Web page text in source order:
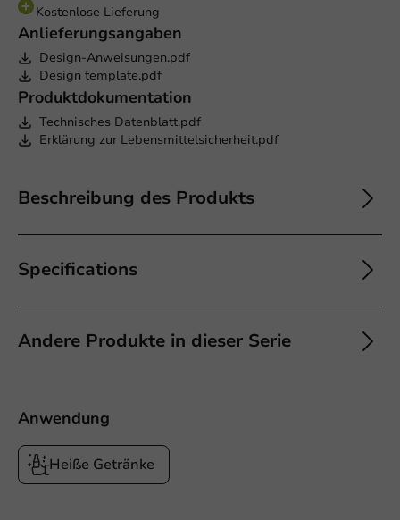
Kostenlose Lieferung
Anlieferungsangaben
Design-Anweisungen.pdf
Design template.pdf
Produktdokumentation
Technisches Datenblatt.pdf
Erklärung zur Lebensmittelsicherheit.pdf
Beschreibung des Produkts
Specifications
Andere Produkte in dieser Serie
Anwendung
Heiße Getränke